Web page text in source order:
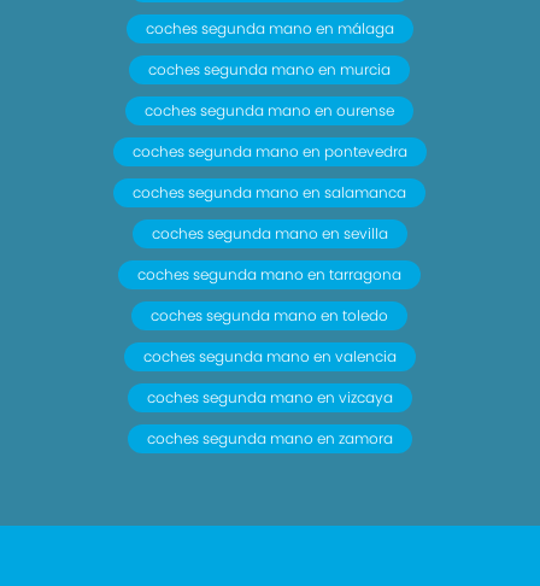
coches segunda mano en málaga
coches segunda mano en murcia
coches segunda mano en ourense
coches segunda mano en pontevedra
coches segunda mano en salamanca
coches segunda mano en sevilla
coches segunda mano en tarragona
coches segunda mano en toledo
coches segunda mano en valencia
coches segunda mano en vizcaya
coches segunda mano en zamora